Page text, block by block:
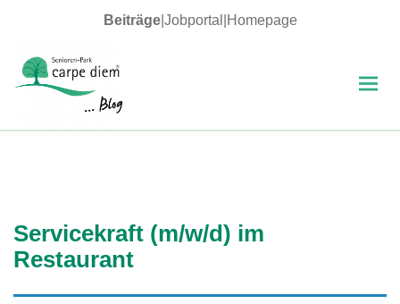
Beiträge| Jobportal Homepage
Servicekraft (m/w/d) im
Restaurant